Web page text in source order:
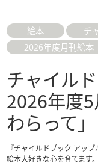
絵本
チ
2026年度月刊絵本
チャイル
2026年度
わらって」
『チャイルドブック アッ
絵本大好きな心を育てます。